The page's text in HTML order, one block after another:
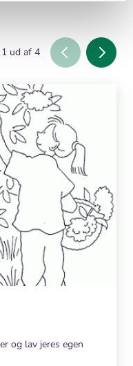
1 ud af 4
og lav jeres egen